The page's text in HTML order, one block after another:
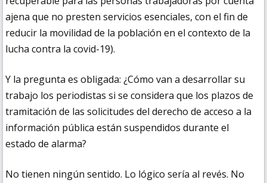
ajena que no presten servicios esenciales, con el fin de
reducir la movilidad de la población en el contexto de la
lucha contra la covid-19).
Y la pregunta es obligada: ¿Cómo van a desarrollar su
trabajo los periodistas si se considera que los plazos de
tramitación de las solicitudes del derecho de acceso a la
información pública están suspendidos durante el
estado de alarma?
No tienen ningún sentido. Lo lógico sería al revés. No